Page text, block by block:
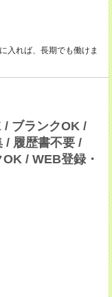
れば、長期でも働けま
/ ブランクOK /
/ 履歴書不要 /
/ WEB登録・